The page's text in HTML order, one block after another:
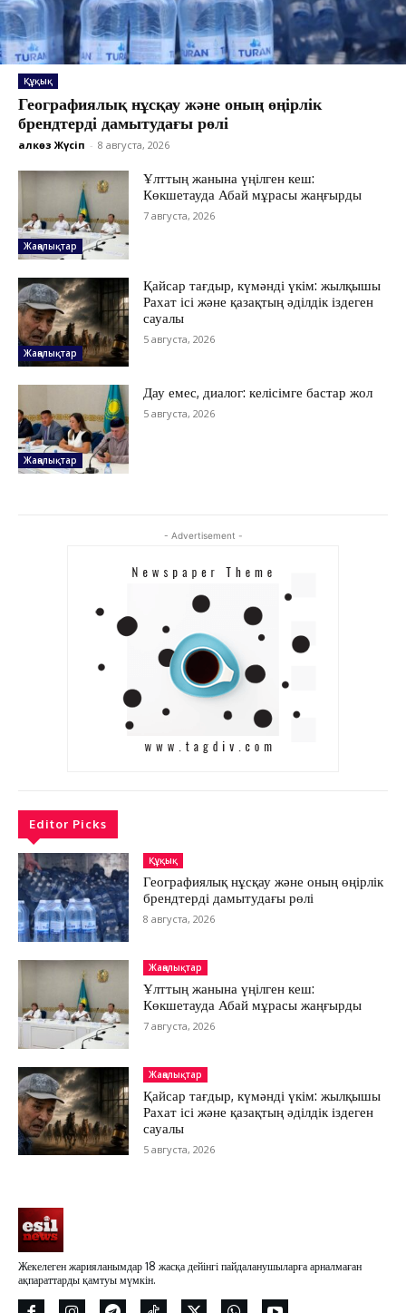
ЖАҢАЛЫҚТАР
ОҚИҒА
КӨЗҚАРАС
ЗЕРТТЕУ
Kokshetau
Байланыс
Құқық
Географиялық нұсқау және оның өңірлік
брендтерді дамытудағы рөлі
Қалкөз Жүсіп - 8 августа, 2026
Жаңалықтар
Ұлттың жанына үңілген кеш:
Көкшетауда Абай мұрасы жаңғырды
7 августа, 2026
Жаңалықтар
Қайсар тағдыр, күмәнді үкім: жылқышы
Рахат ісі және қазақтың әділдік іздеген
сауалы
5 августа, 2026
Жаңалықтар
Дау емес, диалог: келісімге бастар жол
5 августа, 2026
- Advertisement -
Editor Picks
Құқық
Географиялық нұсқау және оның өңірлік
брендтерді дамытудағы рөлі
8 августа, 2026
Жаңалықтар
Ұлттың жанына үңілген кеш:
Көкшетауда Абай мұрасы жаңғырды
7 августа, 2026
Жаңалықтар
Қайсар тағдыр, күмәнді үкім: жылқышы
Рахат ісі және қазақтың әділдік іздеген
сауалы
5 августа, 2026
Жекелеген жарияланымдар 18 жасқа дейінгі пайдаланушыларға арналмаған
ақпараттарды қамтуы мүмкін.